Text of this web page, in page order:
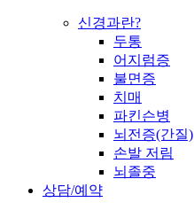
신경과란?
두통
어지럼증
불면증
치매
파킨슨병
뇌전증(간질)
손발 저림
뇌졸중
상담/예약